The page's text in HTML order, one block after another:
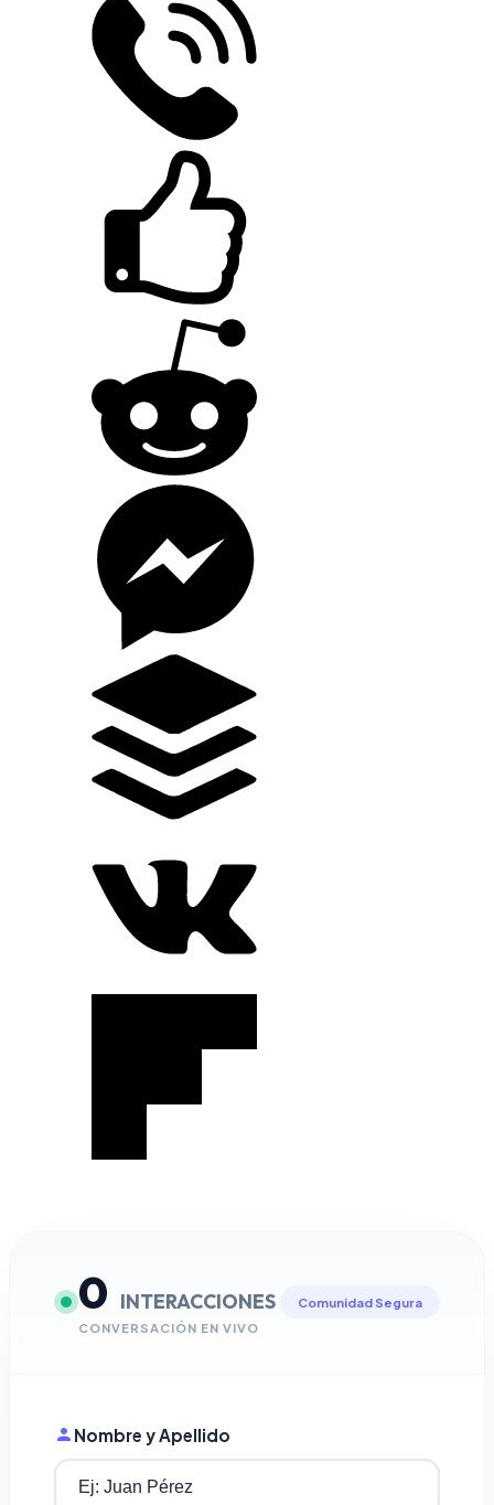
0 INTERACCIONES
CONVERSACIÓN EN VIVO
Comunidad Segura
Nombre y Apellido